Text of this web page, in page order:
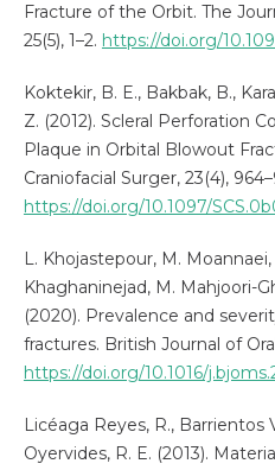
Fracture of the Orbit. The
25(5), 1–2. https://doi.org/
Koktekir, B. E., Bakbak, B.,
Z. (2012). Scleral Perforation
Plaque in Orbital Blowout
Craniofacial Surger, 23(4),
https://doi.org/10.1097/
L. Khojastepour, M.
Khaghaninejad, M. Mahjoori-
(2020). Prevalence and
fractures. British Journal of
https://doi.org/10.1016/
Licéaga Reyes, R., Barrientos
Oyervides, R. E. (2013).